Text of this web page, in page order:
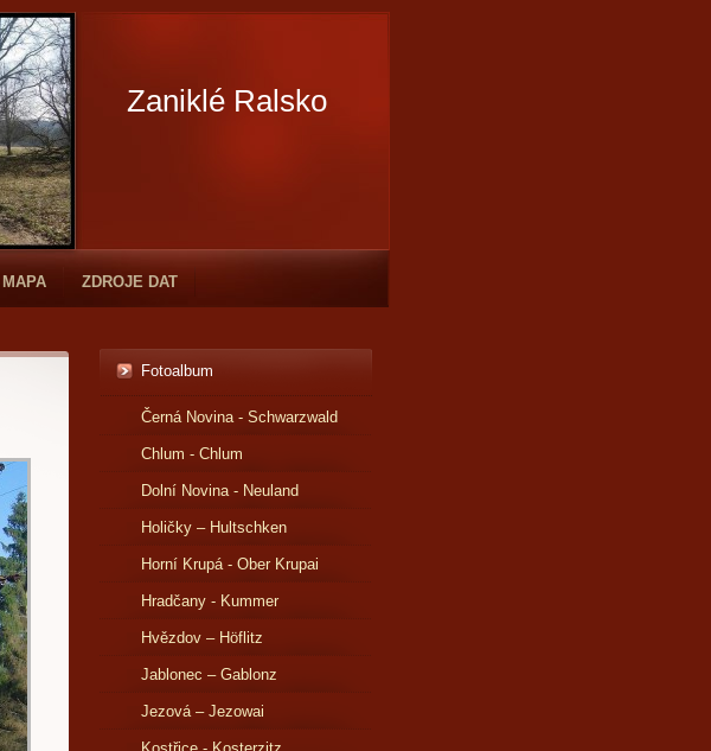
Zaniklé Ralsko
MAPA ZDROJE DAT
Fotoalbum
Černá Novina - Schwarzwald
Chlum - Chlum
Dolní Novina - Neuland
Holičky – Hultschken
Horní Krupá - Ober Krupai
Hradčany - Kummer
Hvězdov – Höflitz
Jablonec – Gablonz
Jezová – Jezowai